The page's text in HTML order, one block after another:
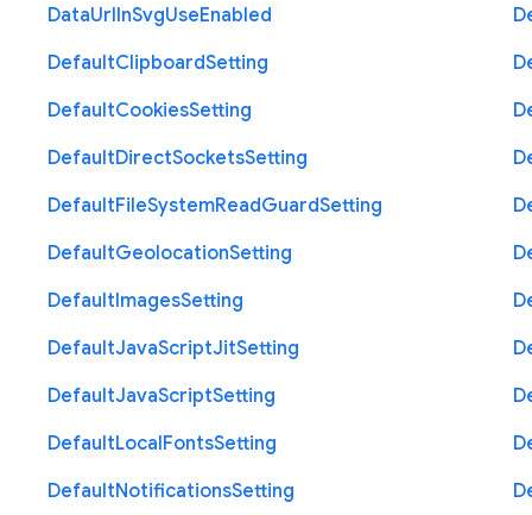
DataUrlInSvgUseEnabled
DefaultClipboardSetting
DefaultCookiesSetting
DefaultDirectSocketsSetting
DefaultFileSystemReadGuardSetting
DefaultGeolocationSetting
DefaultImagesSetting
DefaultJavaScriptJitSetting
DefaultJavaScriptSetting
DefaultLocalFontsSetting
DefaultNotificationsSetting